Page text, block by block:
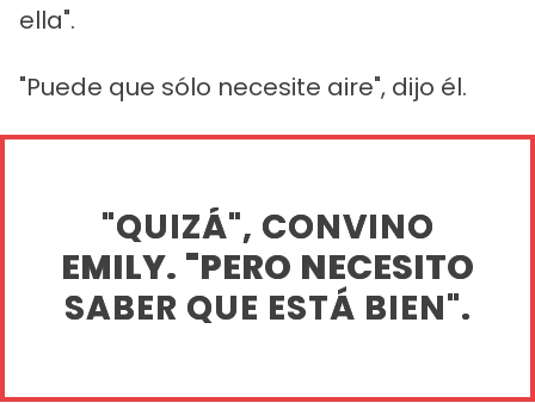
ella".
"Puede que sólo necesite aire", dijo él.
"QUIZÁ", CONVINO
EMILY. "PERO NECESITO
SABER QUE ESTÁ BIEN".